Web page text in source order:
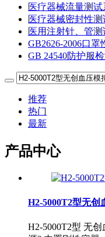
医疗器械流量测试
医疗器械密封性测
医用注射针、管测
GB2626-2006口罩
GB 24540防护服
推荐
热门
最新
产品中心
H2-5000T2型无创
H2-5000T2型 无